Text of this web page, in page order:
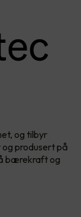
og tilbyr
produsert på
bærekraft og